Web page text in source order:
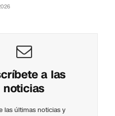
a las
noticias
las últimas noticias y